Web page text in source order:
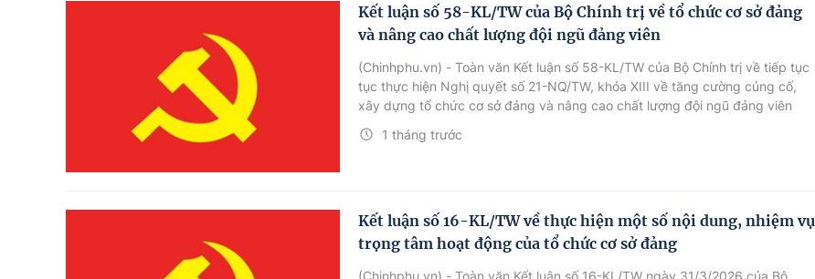
Kết luận số 58-KL/TW của Bộ Chính trị về tổ chức cơ sở đảng
và nâng cao chất lượng đội ngũ đảng viên
1 tháng trước
(Chinhphu.vn) - Toàn văn Kết luận số 58-KL/TW của Bộ Chính trị về tiếp tục
tục thực hiện Nghị quyết số 21-NQ/TW, khóa XIII về tăng cường củng cố,
xây dựng tổ chức cơ sở đảng và nâng cao chất lượng đội ngũ đảng viên
trong giai đoạn mới
Kết luận số 16-KL/TW về thực hiện một số nội dung, nhiệm vụ
trọng tâm hoạt động của tổ chức cơ sở đảng
(Chinhphu.vn) - Toàn văn Kết luận số 16-KL/TW ngày 31/3/2026 của Bộ